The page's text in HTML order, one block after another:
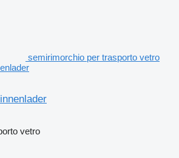
semirimorchio per trasporto vetro
vetro